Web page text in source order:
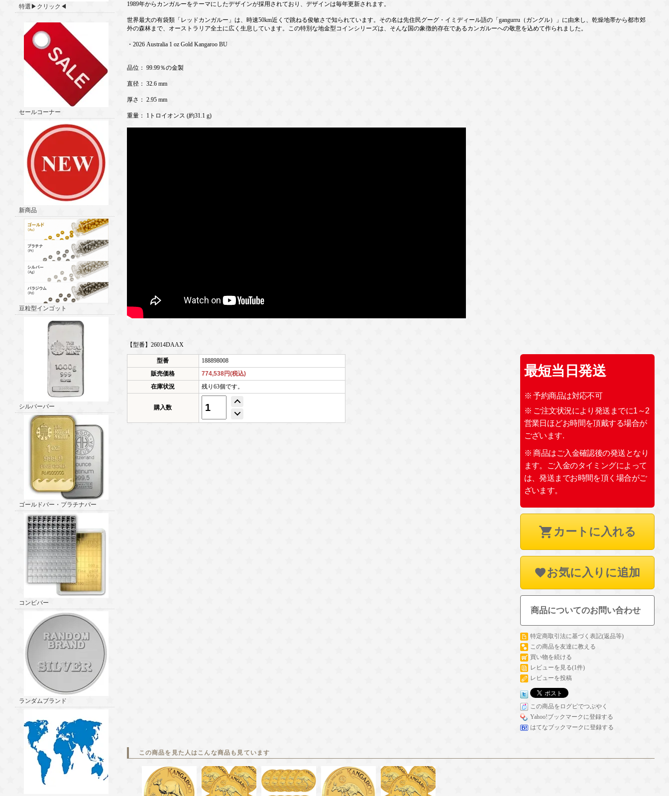
特選▶クリック◀
セールコーナー
新商品
豆粒型インゴット
シルバーバー
ゴールドバー・プラチナバー
コンビバー
ランダムブランド
1989年からカンガルーをテーマにしたデザインが採用されており、デザインは毎年更新されます。
世界最大の有袋類「レッドカンガルー」は、時速50km近くで跳ねる俊敏さで知られています。その名は先住民グーグ・イミディール語の「gangurru（ガングル）」に由来し、乾燥地帯から都市郊
外の森林まで、オーストラリア全土に広く生息しています。この特別な地金型コインシリーズは、そんな国の象徴的存在であるカンガルーへの敬意を込めて作られました。
・2026 Australia 1 oz Gold Kangaroo BU
品位： 99.99％の金製
直径： 32.6 mm
厚さ： 2.95 mm
重量： 1トロイオンス (約31.1 g)
【型番】26014DAAX
型番
188898008
販売価格
774,538円(税込)
在庫状況
残り63個です。
購入数
最短当日発送
※ 予約商品は対応不可
※ ご注文状況により発送までに1～2
営業日ほどお時間を頂戴する場合が
ございます.
※ 商品はご入金確認後の発送となり
ます。ご入金のタイミングによって
は、発送までお時間を頂く場合がご
ざいます。
カートに入れる
お気に入りに追加
商品についてのお問い合わせ
特定商取引法に基づく表記(返品等)
この商品を友達に教える
買い物を続ける
レビューを見る(1件)
レビューを投稿
この商品をログピでつぶやく
Yahoo!ブックマークに登録する
はてなブックマークに登録する
この商品を見た人はこんな商品も見ています